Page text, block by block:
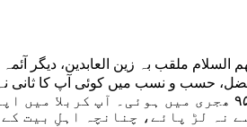
السلام ملقب بہ زین العابدین، دیگر
حسب و نسب میں کوئی آپ کا ثانی
منورہ میں ۳۸ ہجری میں ہوئی جبکہ وفات ۹۵ ھجری میں ہوئی۔
نہ لڑ پائے، چنانچہ اہلِ بیت